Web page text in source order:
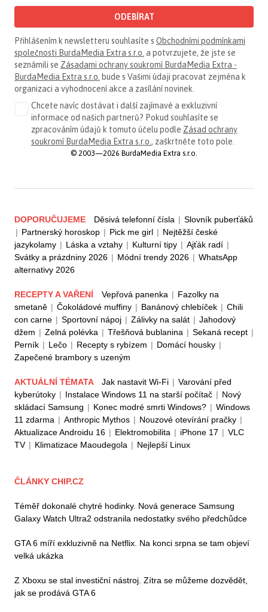
ODEBÍRAT
Přihlášením k newsletteru souhlasíte s Obchodními podmínkami
společnosti BurdaMedia Extra s.r.o. a potvrzujete, že jste se
seznámili se Zásadami ochrany soukromí BurdaMedia Extra -
BurdaMedia Extra s.r.o. bude s Vašimi údaji pracovat zejména k
organizaci a vyhodnocení akce a zasílání novinek.
Chcete navíc dostávat i další zajímavé a exkluzivní
informace od našich partnerů? Pokud souhlasíte se
zpracováním údajů k tomuto účelu podle Zásad ochrany
soukromí BurdaMedia Extra s.r.o., zaškrtněte toto pole.
© 2003—2026 BurdaMedia Extra s.r.o.
DOPORUČUJEME Děsivá telefonní čísla | Slovník puberťáků
| Partnerský horoskop | Pick me girl | Nejtěžší české
jazykolamy | Láska a vztahy | Kulturní tipy | Ajťák radí |
Svátky a prázdniny 2026 | Módní trendy 2026 | WhatsApp
alternativy 2026
RECEPTY A VAŘENÍ Vepřová panenka | Fazolky na
smetaně | Čokoládové muffiny | Banánový chlebíček | Chili
con carne | Sportovní nápoj | Zálivky na salát | Jahodový
džem | Zelná polévka | Třešňová bublanina | Sekaná recept |
Perník | Lečo | Recepty s rybízem | Domácí housky |
Zapečené brambory s uzeným
AKTUÁLNÍ TÉMATA Jak nastavit Wi-Fi | Varování před
kyberútoky | Instalace Windows 11 na starší počítač | Nový
skládací Samsung | Konec modré smrti Windows? | Windows
11 zdarma | Anthropic Mythos | Nouzové otevírání pračky |
Aktualizace Androidu 16 | Elektromobilita | iPhone 17 | VLC
TV | Klimatizace Maoudegola | Nejlepší Linux
ČLÁNKY CHIP.CZ
Téměř dokonalé chytré hodinky. Nová generace Samsung
Galaxy Watch Ultra2 odstranila nedostatky svého předchůdce
GTA 6 míří exkluzivně na Netflix. Na konci srpna se tam objeví
velká ukázka
Z Xboxu se stal investiční nástroj. Zítra se můžeme dozvědět,
jak se prodává GTA 6